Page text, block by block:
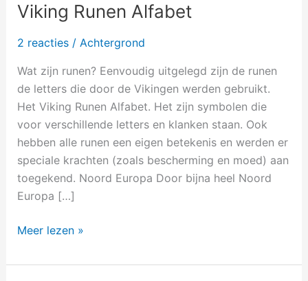
Viking Runen Alfabet
2 reacties / Achtergrond
Wat zijn runen? Eenvoudig uitgelegd zijn de runen
de letters die door de Vikingen werden gebruikt.
Het Viking Runen Alfabet. Het zijn symbolen die
voor verschillende letters en klanken staan. Ook
hebben alle runen een eigen betekenis en werden er
speciale krachten (zoals bescherming en moed) aan
toegekend. Noord Europa Door bijna heel Noord
Europa […]
Viking
Alfabet
Meer lezen »